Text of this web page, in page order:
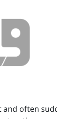
and often